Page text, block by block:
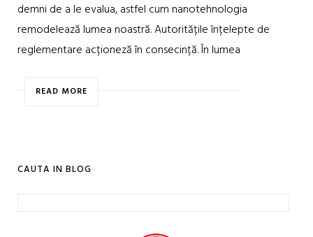
demni de a le evalua, astfel cum nanotehnologia
remodelează lumea noastră. Autoritățile înțelepte de
reglementare acționeză în consecință. În lumea
READ MORE
CAUTA IN BLOG